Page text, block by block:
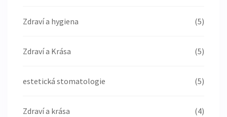
Zdraví a hygiena (5)
Zdraví a Krása (5)
estetická stomatologie (5)
Zdraví a krása (4)